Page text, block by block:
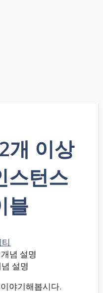
개 이상
스턴스
블
설명
야기해봅시다.